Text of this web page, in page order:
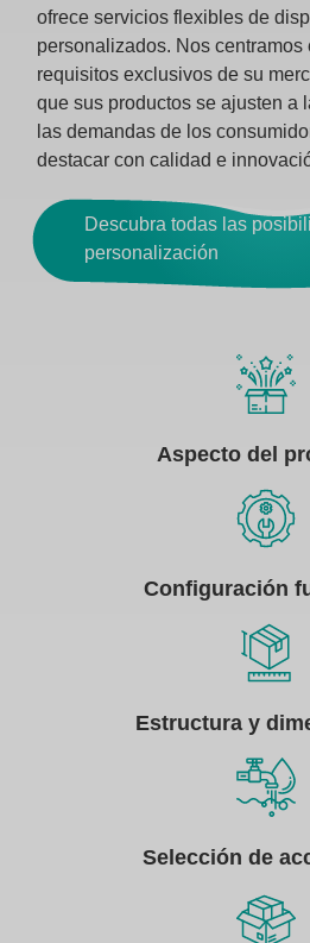
ofrece servicios flexibles de
personalizados. Nos centramos
requisitos exclusivos de su
que sus productos se ajusten a
las demandas de los
destacar con calidad e
Descubra todas las
personalización
Aspecto del
Configuración
Estructura y
Selección de